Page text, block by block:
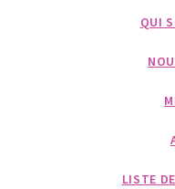
QUI
LISTE